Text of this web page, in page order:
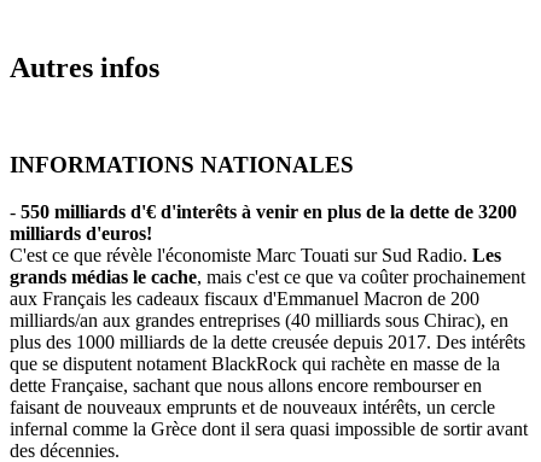
Autres infos
INFORMATIONS NATIONALES
- 550 milliards d'€ d'interêts à venir en plus de la dette de 3200
milliards d'euros!
C'est ce que révèle l'économiste Marc Touati sur Sud Radio. Les
grands médias le cache, mais c'est ce que va coûter prochainement
aux Français les cadeaux fiscaux d'Emmanuel Macron de 200
milliards/an aux grandes entreprises (40 milliards sous Chirac), en
plus des 1000 milliards de la dette creusée depuis 2017. Des intérêts
que se disputent notament BlackRock qui rachète en masse de la
dette Française, sachant que nous allons encore rembourser en
faisant de nouveaux emprunts et de nouveaux intérêts, un cercle
infernal comme la Grèce dont il sera quasi impossible de sortir avant
des décennies.